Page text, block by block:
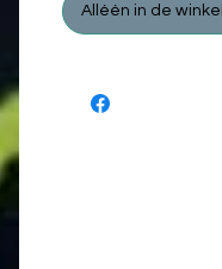
Alléén in de